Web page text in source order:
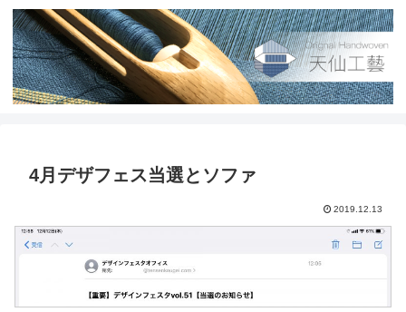
4月デザフェス当選とソファ
2019.12.13